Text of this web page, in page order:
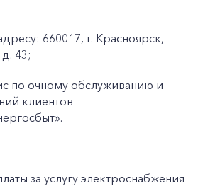
660017, г. Красноярск,
43;
по очному обслуживанию и
клиентов
за услугу электроснабжения